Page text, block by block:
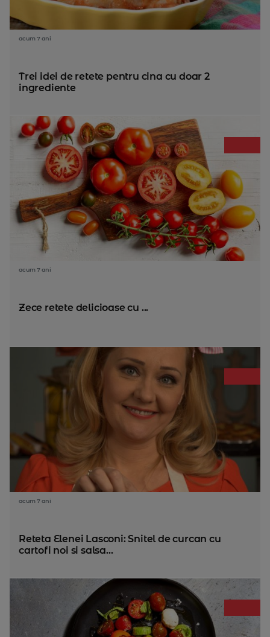
acum 7 ani
Trei idei de retete pentru cina cu doar 2
ingrediente
acum 7 ani
Zece retete delicioase cu ...
acum 7 ani
Reteta Elenei Lasconi: Snitel de curcan cu
cartofi noi si salsa...